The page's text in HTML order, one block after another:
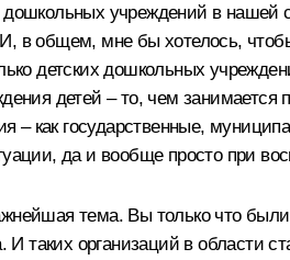
учреждений в нашей
И, в общем, мне бы хотелось,
детских дошкольных
детей – то, чем занимается
– как государственные,
да и вообще просто при
тема. Вы только что
таких организаций в области